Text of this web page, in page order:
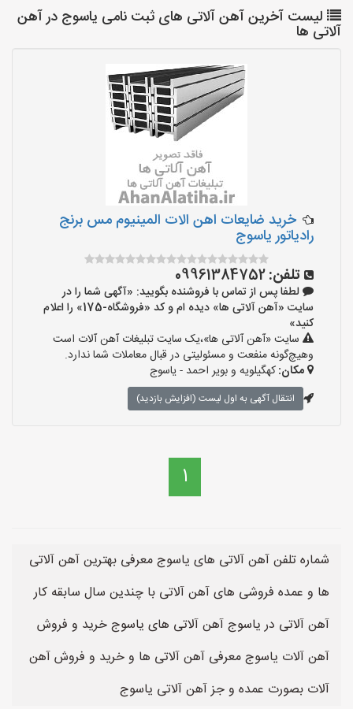
لیست آخرین آهن آلاتی های ثبت نامی یاسوج در آهن
آلاتی ها
خرید ضایعات اهن الات المینیوم مس برنج
رادیاتور یاسوج
تلفن:09961384752
لطفا پس از تماس با فروشنده بگویید: «آگهی شما را در
سایت «آهن آلاتی ها» دیده ام و کد «فروشگاه-175» را اعلام
کنید»
سایت «آهن آلاتی ها»،یک سایت تبلیغات آهن آلات است
وهیچ‌گونه منفعت و مسئولیتی در قبال معاملات شما ندارد.
مکان:کهگیلویه و بویر احمد - یاسوج
انتقال آگهی به اول لیست (افزایش بازدید)
1
شماره تلفن آهن آلاتی های یاسوج معرفی بهترین آهن آلاتی
ها و عمده فروشی های آهن آلاتی با چندین سال سابقه کار
آهن آلاتی در یاسوج آهن آلاتی های یاسوج خرید و فروش
آهن آلات یاسوج معرفی آهن آلاتی ها و خرید و فروش آهن
آلات بصورت عمده و جز آهن آلاتی یاسوج